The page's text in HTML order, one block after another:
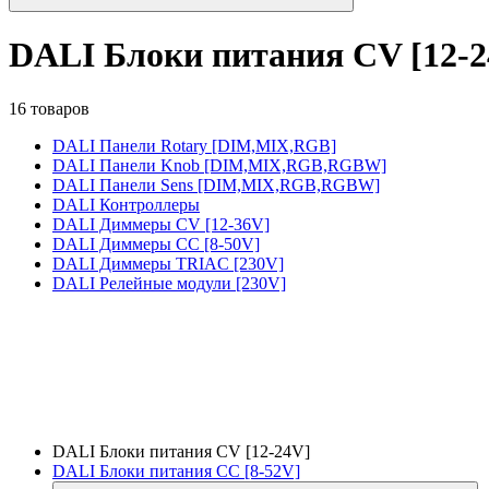
DALI Блоки питания CV [12-
16 товаров
DALI Панели Rotary [DIM,MIX,RGB]
DALI Панели Knob [DIM,MIX,RGB,RGBW]
DALI Панели Sens [DIM,MIX,RGB,RGBW]
DALI Контроллеры
DALI Диммеры CV [12-36V]
DALI Диммеры CC [8-50V]
DALI Диммеры TRIAC [230V]
DALI Релейные модули [230V]
DALI Блоки питания CV [12-24V]
DALI Блоки питания CC [8-52V]